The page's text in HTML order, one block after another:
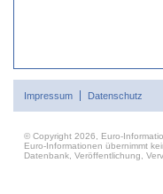
Impressum Datenschutz
© Copyright 2026, Euro-
Euro-Informationen übernimmt
Datenbank, Veröffentlichung,